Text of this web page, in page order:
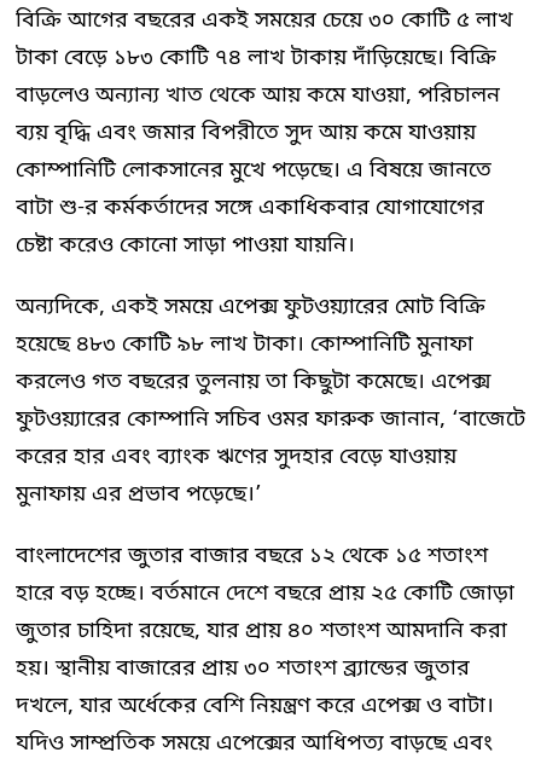
বিক্রি আগের বছরের একই সময়ের চেয়ে ৩০ কোটি ৫ লাখ
টাকা বেড়ে ১৮৩ কোটি ৭৪ লাখ টাকায় দাঁড়িয়েছে। বিক্রি
বাড়লেও অন্যান্য খাত থেকে আয় কমে যাওয়া, পরিচালন
ব্যয় বৃদ্ধি এবং জমার বিপরীতে সুদ আয় কমে যাওয়ায়
কোম্পানিটি লোকসানের মুখে পড়েছে। এ বিষয়ে জানতে
বাটা শু-র কর্মকর্তাদের সঙ্গে একাধিকবার যোগাযোগের
চেষ্টা করেও কোনো সাড়া পাওয়া যায়নি।
অন্যদিকে, একই সময়ে এপেক্স ফুটওয়্যারের মোট বিক্রি
হয়েছে ৪৮৩ কোটি ৯৮ লাখ টাকা। কোম্পানিটি মুনাফা
করলেও গত বছরের তুলনায় তা কিছুটা কমেছে। এপেক্স
ফুটওয়্যারের কোম্পানি সচিব ওমর ফারুক জানান, ‘বাজেটে
করের হার এবং ব্যাংক ঋণের সুদহার বেড়ে যাওয়ায়
মুনাফায় এর প্রভাব পড়েছে।’
বাংলাদেশের জুতার বাজার বছরে ১২ থেকে ১৫ শতাংশ
হারে বড় হচ্ছে। বর্তমানে দেশে বছরে প্রায় ২৫ কোটি জোড়া
জুতার চাহিদা রয়েছে, যার প্রায় ৪০ শতাংশ আমদানি করা
হয়। স্থানীয় বাজারের প্রায় ৩০ শতাংশ ব্র্যান্ডের জুতার
দখলে, যার অর্ধেকের বেশি নিয়ন্ত্রণ করে এপেক্স ও বাটা।
যদিও সাম্প্রতিক সময়ে এপেক্সের আধিপত্য বাড়ছে এবং